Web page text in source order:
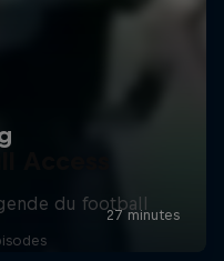
Access
du football